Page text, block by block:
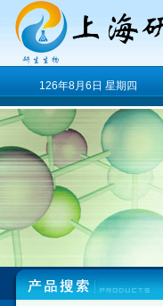
126年8月6日 星期四